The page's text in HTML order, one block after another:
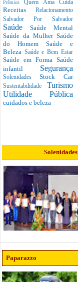
PrêmiosQuem Ama Cuida
Receitas Relacionamento
Salvador Por Salvador
Saúde Saúde Mental
Saúde da Mulher Saúde
do Homem Saúde e
Beleza Saúde e Bem Estar
Saúde em Forma Saúde
infantil Segurança
SolenidadesStock Car
Sustentabilidade Turismo
Utilidade Pública
cuidados e beleza
Solenidades
Paparazzo